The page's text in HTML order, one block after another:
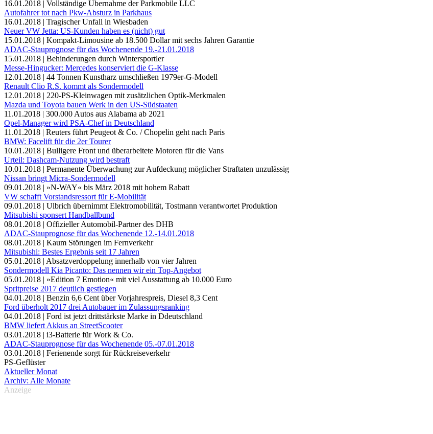
16.01.2018 | Vollständige Übernahme der Parkmobile LLC
Autofahrer tot nach Pkw-Absturz in Parkhaus
16.01.2018 | Tragischer Unfall in Wiesbaden
Neuer VW Jetta: US-Kunden haben es (nicht) gut
15.01.2018 | Kompakt-Limousine ab 18.500 Dollar mit sechs Jahren Garantie
ADAC-Stauprognose für das Wochenende 19.-21.01.2018
15.01.2018 | Behinderungen durch Wintersportler
Messe-Hingucker: Mercedes konserviert die G-Klasse
12.01.2018 | 44 Tonnen Kunstharz umschließen 1979er-G-Modell
Renault Clio R.S. kommt als Sondermodell
12.01.2018 | 220-PS-Kleinwagen mit zusätzlichen Optik-Merkmalen
Mazda und Toyota bauen Werk in den US-Südstaaten
11.01.2018 | 300.000 Autos aus Alabama ab 2021
Opel-Manager wird PSA-Chef in Deutschland
11.01.2018 | Reuters führt Peugeot & Co. / Chopelin geht nach Paris
BMW: Facelift für die 2er Tourer
10.01.2018 | Bulligere Front und überarbeitete Motoren für die Vans
Urteil: Dashcam-Nutzung wird bestraft
10.01.2018 | Permanente Überwachung zur Aufdeckung möglicher Straftaten unzulässig
Nissan bringt Micra-Sondermodell
09.01.2018 | »N-WAY« bis März 2018 mit hohem Rabatt
VW schafft Vorstandsressort für E-Mobilität
09.01.2018 | Ulbrich übernimmt Elektromobilität, Tostmann verantwortet Produktion
Mitsubishi sponsert Handballbund
08.01.2018 | Offizieller Automobil-Partner des DHB
ADAC-Stauprognose für das Wochenende 12.-14.01.2018
08.01.2018 | Kaum Störungen im Fernverkehr
Mitsubishi: Bestes Ergebnis seit 17 Jahren
05.01.2018 | Absatzverdoppelung innerhalb von vier Jahren
Sondermodell Kia Picanto: Das nennen wir ein Top-Angebot
05.01.2018 | »Edition 7 Emotion« mit viel Ausstattung ab 10.000 Euro
Spritpreise 2017 deutlich gestiegen
04.01.2018 | Benzin 6,6 Cent über Vorjahrespreis, Diesel 8,3 Cent
Ford überholt 2017 drei Autobauer im Zulassungsranking
04.01.2018 | Ford ist jetzt drittstärkste Marke in Ddeutschland
BMW liefert Akkus an StreetScooter
03.01.2018 | i3-Batterie für Work & Co.
ADAC-Stauprognose für das Wochenende 05.-07.01.2018
03.01.2018 | Ferienende sorgt für Rückreiseverkehr
PS-Geflüster
Aktueller Monat
Archiv: Alle Monate
Anzeige